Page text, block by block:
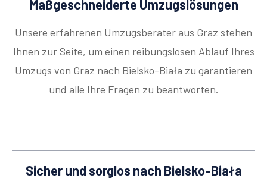
Maßgeschneiderte Umzugslösungen
Unsere erfahrenen Umzugsberater aus Graz stehen
Ihnen zur Seite, um einen reibungslosen Ablauf Ihres
Umzugs von Graz nach Bielsko-Biała zu garantieren
und alle Ihre Fragen zu beantworten.
Sicher und sorglos nach Bielsko-Biała